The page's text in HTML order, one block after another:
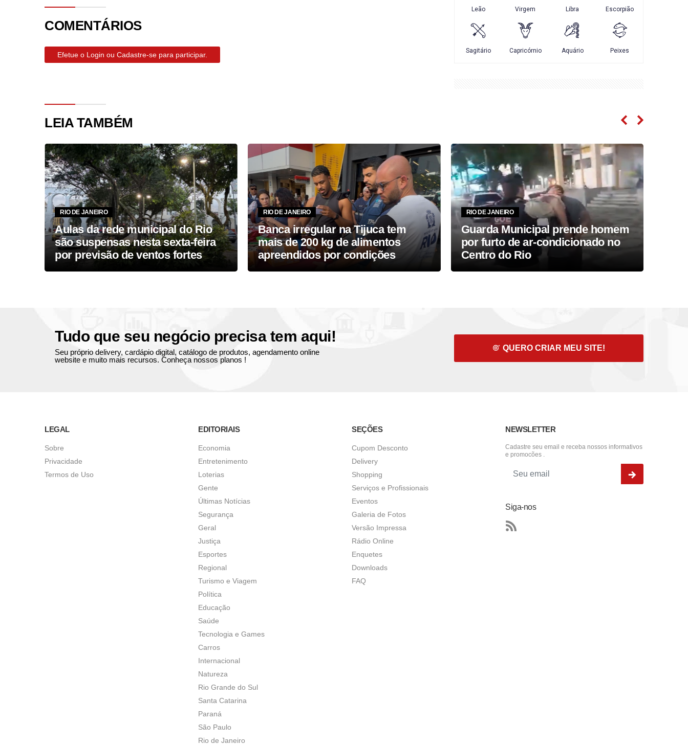
COMENTÁRIOS
Efetue o Login ou Cadastre-se para participar.
LEIA TAMBÉM
RIO DE JANEIRO
Aulas da rede municipal do Rio
são suspensas nesta sexta-feira
por previsão de ventos fortes
RIO DE JANEIRO
Banca irregular na Tijuca tem
mais de 200 kg de alimentos
apreendidos por condições
inadequadas
RIO DE JANEIRO
Guarda Municipal prende homem
por furto de ar-condicionado no
Centro do Rio
Tudo que seu negócio precisa tem aqui!
Seu próprio delivery, cardápio digital, catálogo de produtos, agendamento online
website e muito mais recursos. Conheça nossos planos !
QUERO CRIAR MEU SITE!
LEGAL
Sobre
Privacidade
Termos de Uso
EDITORIAIS
Economia
Entretenimento
Loterias
Gente
Últimas Notícias
Segurança
Geral
Justiça
Esportes
Regional
Turismo e Viagem
Política
Educação
Saúde
Tecnologia e Games
Carros
Internacional
Natureza
Rio Grande do Sul
Santa Catarina
Paraná
São Paulo
Rio de Janeiro
SEÇÕES
Cupom Desconto
Delivery
Shopping
Serviços e Profissionais
Eventos
Galeria de Fotos
Versão Impressa
Rádio Online
Enquetes
Downloads
FAQ
NEWSLETTER
Cadastre seu email e receba nossos informativos
e promocões .
Siga-nos